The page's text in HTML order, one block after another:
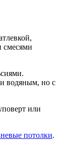
смесями
водяным, но с
или
потолки.